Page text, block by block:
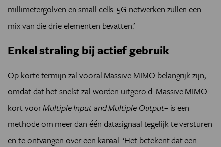
millimetergolven en small cells. 5G-netwerken zullen een
mix van die drie elementen bevatten.’
Enkel straling bij actief gebruik
Op korte termijn zal vooral Massive MIMO belangrijk zijn,
omdat dat het snelst zal worden uitgerold. Massive MIMO –
kort voorMultiple Input and Multiple Output– is een
methode om meer dan één datasignaal tegelijk te versturen
en te ontvangen over een kanaal. ‘Het betekent dat een